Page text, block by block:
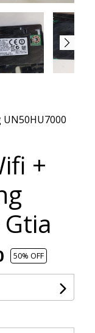
UN50HU7000
+
50% OFF